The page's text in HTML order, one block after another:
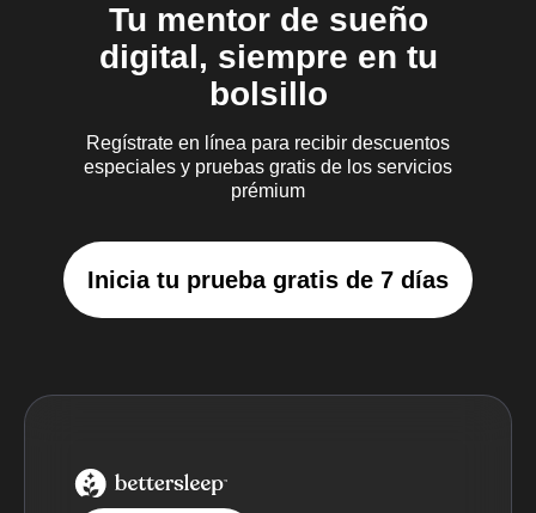
Tu mentor de sueño
digital, siempre en tu
bolsillo
Regístrate en línea para recibir descuentos
especiales y pruebas gratis de los servicios
prémium
Inicia tu prueba gratis de 7 días
BetterSleep Logo